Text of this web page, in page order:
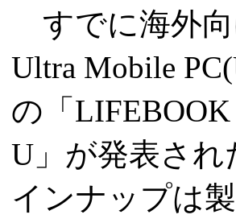
すでに海外向
Ultra Mobile
の「
U」が発表さ
インナップは